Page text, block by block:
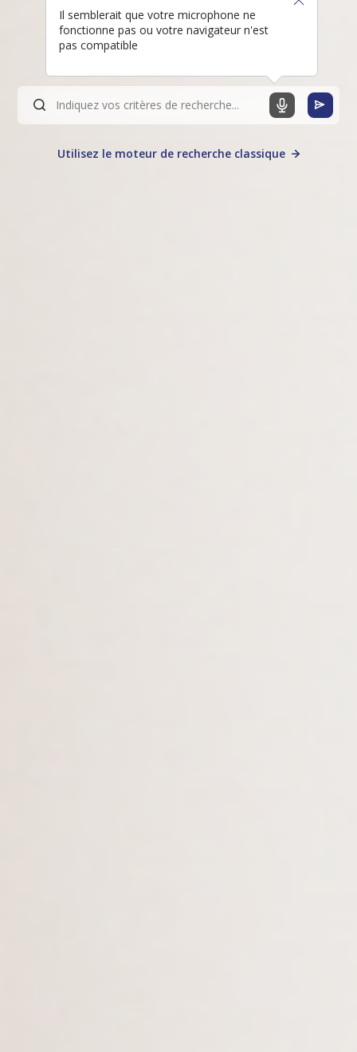
Il semblerait que votre microphone ne
fonctionne pas ou votre navigateur n'est
pas compatible
Utilisez le moteur de recherche classique